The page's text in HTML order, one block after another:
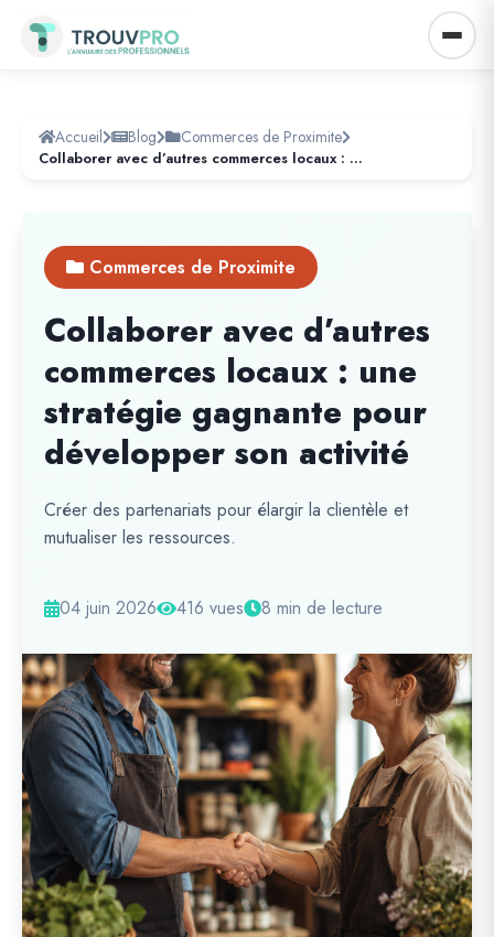
Accueil Blog Commerces de Proximite
Collaborer avec d’autres commerces locaux : une stratégie gagnante pour développer son activité
Commerces de Proximite
Collaborer avec d’autres
commerces locaux : une
stratégie gagnante pour
développer son activité
Créer des partenariats pour élargir la clientèle et
mutualiser les ressources.
04 juin 2026 416 vues 8 min de lecture